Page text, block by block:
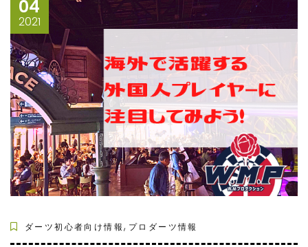
04
2021
ダーツ初心者向け情報, プロダーツ情報